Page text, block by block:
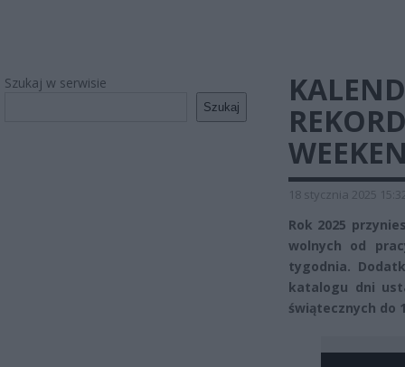
Szukaj w serwisie
Szukaj
18 stycznia 2025
Rok 2025
wolnych od
tygodnia.
katalogu dni
świątecznych do